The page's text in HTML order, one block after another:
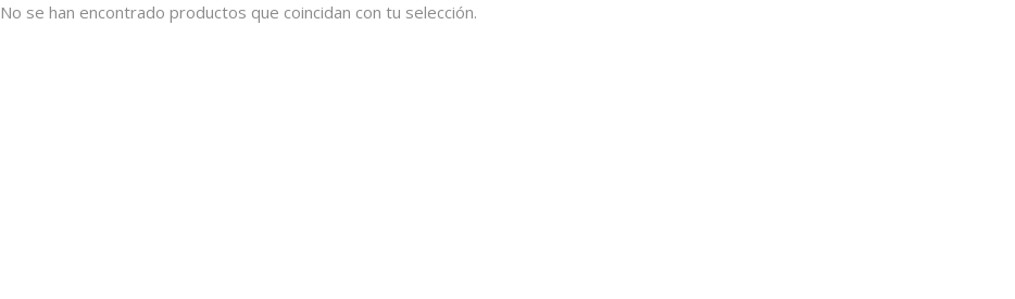
No se han encontrado productos que coincidan con tu selección.